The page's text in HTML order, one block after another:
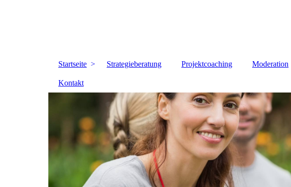
Startseite Strategieberatung Projektcoaching Moderation
Kontakt